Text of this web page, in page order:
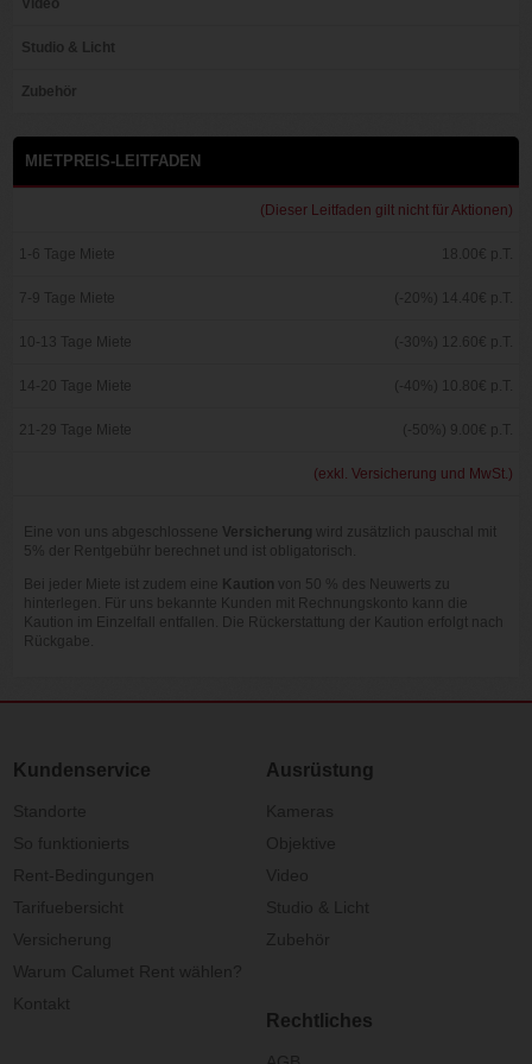
Studio & Licht
Zubehör
MIETPREIS-LEITFADEN
(Dieser Leitfaden gilt nicht für Aktionen)
1-6 Tage Miete 18.00€ p.T.
7-9 Tage Miete (-20%) 14.40€ p.T.
10-13 Tage Miete (-30%) 12.60€ p.T.
14-20 Tage Miete (-40%) 10.80€ p.T.
21-29 Tage Miete (-50%) 9.00€ p.T.
(exkl. Versicherung und MwSt.)
Eine von uns abgeschlossene Versicherung wird zusätzlich pauschal mit
5% der Rentgebühr berechnet und ist obligatorisch.
Bei jeder Miete ist zudem eine Kaution von 50 % des Neuwerts zu
hinterlegen. Für uns bekannte Kunden mit Rechnungskonto kann die
Kaution im Einzelfall entfallen. Die Rückerstattung der Kaution erfolgt nach
Rückgabe.
Kundenservice Ausrüstung
Rechtliches